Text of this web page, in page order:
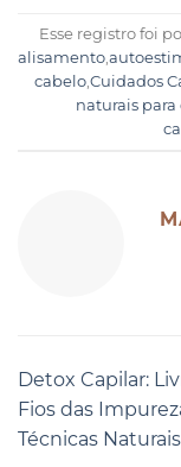
Esse registro foi
alisamento
cabelo Cuidados
naturais para
Detox Capilar:
Fios das
Técnicas Naturais